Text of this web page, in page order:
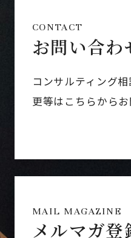
CONTACT
お問い合わ
コンサルティング
更等はこちらから
MAIL MAGAZINE
メルマガ登